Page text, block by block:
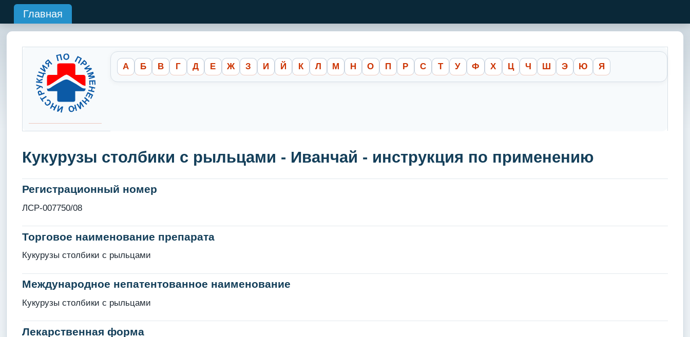
Главная
А Б В Г Д Е Ж З И Й К Л М Н О П Р С Т У Ф Х Ц Ч Ш Э Ю Я
Кукурузы столбики с рыльцами - Иванчай - инструкция по применению
Регистрационный номер
ЛСР-007750/08
Торговое наименование препарата
Кукурузы столбики с рыльцами
Международное непатентованное наименование
Кукурузы столбики с рыльцами
Лекарственная форма